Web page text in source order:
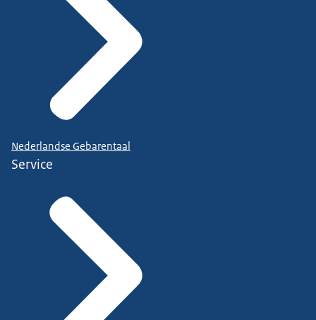
Nederlandse Gebarentaal
Service